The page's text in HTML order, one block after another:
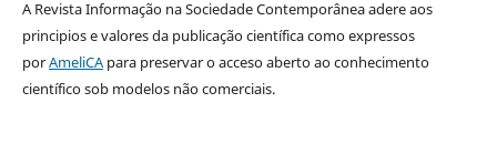
A Revista Informação na Sociedade Contemporânea adere aos
principios e valores da publicação científica como expressos
porAmeliCApara preservar o acceso aberto ao conhecimento
científico sob modelos não comerciais.